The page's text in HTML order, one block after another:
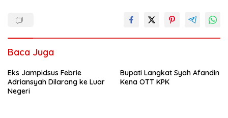
Baca Juga
Eks Jampidsus Febrie
Adriansyah Dilarang ke Luar
Negeri
Bupati Langkat Syah Afandin
Kena OTT KPK